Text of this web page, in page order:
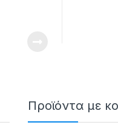
Προϊόντα με